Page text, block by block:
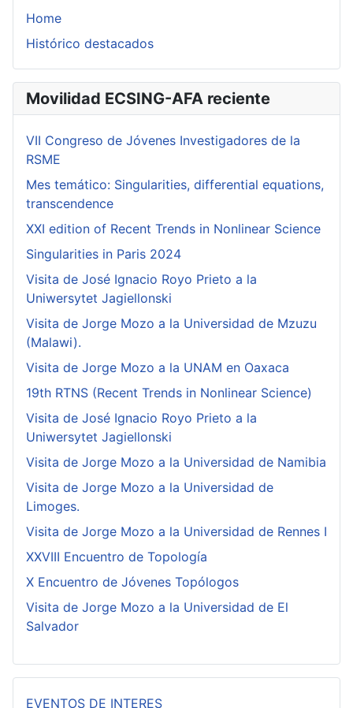
Home
Histórico destacados
Movilidad ECSING-AFA reciente
VII Congreso de Jóvenes Investigadores de la
RSME
Mes temático: Singularities, differential equations,
transcendence
XXI edition of Recent Trends in Nonlinear Science
Singularities in Paris 2024
Visita de José Ignacio Royo Prieto a la
Uniwersytet Jagiellonski
Visita de Jorge Mozo a la Universidad de Mzuzu
(Malawi).
Visita de Jorge Mozo a la UNAM en Oaxaca
19th RTNS (Recent Trends in Nonlinear Science)
Visita de José Ignacio Royo Prieto a la
Uniwersytet Jagiellonski
Visita de Jorge Mozo a la Universidad de Namibia
Visita de Jorge Mozo a la Universidad de
Limoges.
Visita de Jorge Mozo a la Universidad de Rennes I
XXVIII Encuentro de Topología
X Encuentro de Jóvenes Topólogos
Visita de Jorge Mozo a la Universidad de El
Salvador
EVENTOS DE INTERES